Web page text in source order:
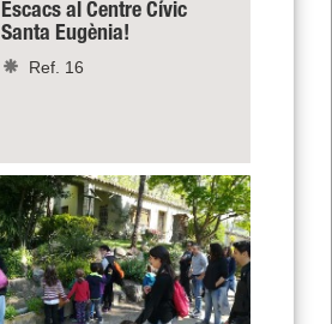
Escacs al Centre Cívic
Santa Eugènia!
Ref. 16